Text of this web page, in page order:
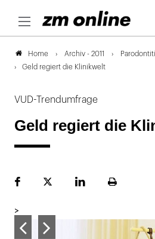
Home Archiv - 2011
Geld regiert die Klinikwelt
VUD-Trendumfrage
Geld regiert die
FacebookPlattformLinekdInSeite
>